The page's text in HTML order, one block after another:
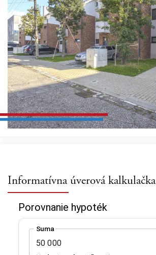
Informatívna úverová kalkulačka